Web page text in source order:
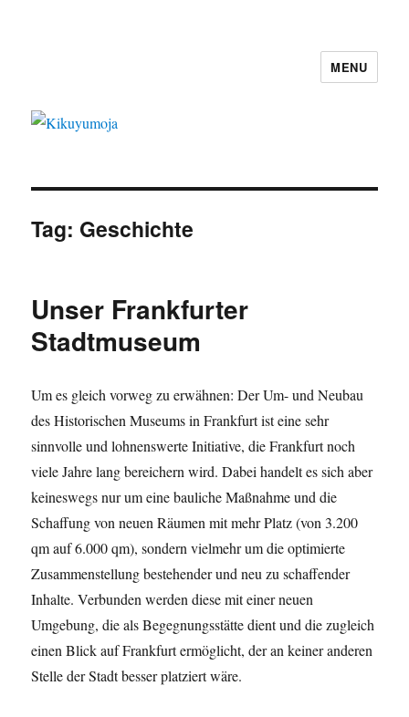
MENU
Tag: Geschichte
Unser Frankfurter
Stadtmuseum
Um es gleich vorweg zu erwähnen: Der Um- und Neubau
des Historischen Museums in Frankfurt ist eine sehr
sinnvolle und lohnenswerte Initiative, die Frankfurt noch
viele Jahre lang bereichern wird. Dabei handelt es sich aber
keineswegs nur um eine bauliche Maßnahme und die
Schaffung von neuen Räumen mit mehr Platz (von 3.200
qm auf 6.000 qm), sondern vielmehr um die optimierte
Zusammenstellung bestehender und neu zu schaffender
Inhalte. Verbunden werden diese mit einer neuen
Umgebung, die als Begegnungsstätte dient und die zugleich
einen Blick auf Frankfurt ermöglicht, der an keiner anderen
Stelle der Stadt besser platziert wäre.